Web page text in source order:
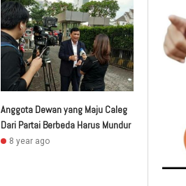
Anggota Dewan yang Maju Caleg
Dari Partai Berbeda Harus Mundur
8 year ago